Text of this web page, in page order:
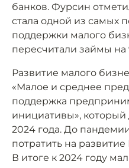
банков. Фурсин
стала одной из самых
поддержки малого
пересчитали займы
Развитие малого
«Малое и среднее
поддержка
инициативы», который
2024 года. До
потратить на
В итоге к 2024 году